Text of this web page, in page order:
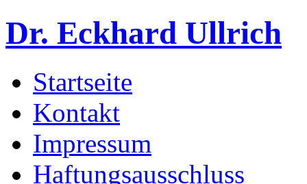
Dr. Eckhard Ullrich
Startseite
Kontakt
Impressum
Haftungsausschluss